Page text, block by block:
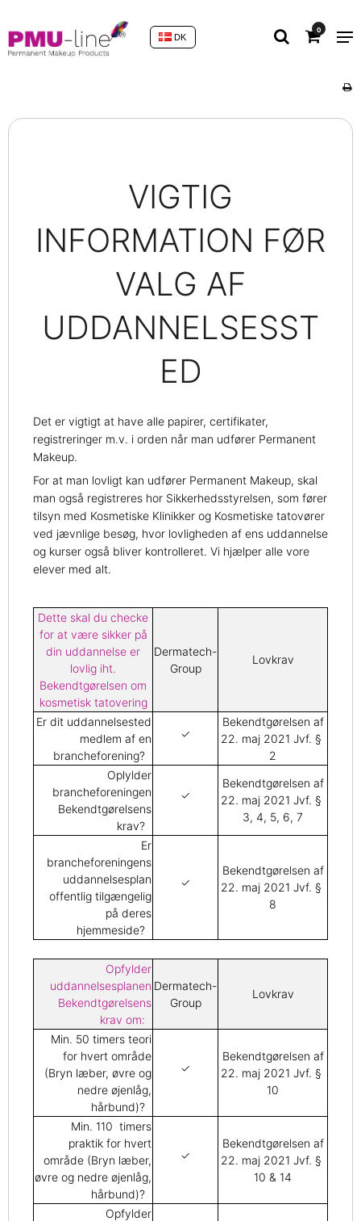
0
DK
VIGTIG
INFORMATION FØR
VALG AF
UDDANNELSESST
ED
Det er vigtigt at have alle papirer, certifikater,
registreringer m.v. i orden når man udfører Permanent
Makeup.
For at man lovligt kan udfører Permanent Makeup, skal
man også registreres hor Sikkerhedsstyrelsen, som fører
tilsyn med Kosmetiske Klinikker og Kosmetiske tatovører
ved jævnlige besøg, hvor lovligheden af ens uddannelse
og kurser også bliver kontrolleret. Vi hjælper alle vore
elever med alt.
Dette skal du checke
for at være sikker på
din uddannelse er
lovlig iht.
Bekendtgørelsen om
kosmetisk tatovering
Dermatech-
Group
Lovkrav
Er dit uddannelsested
medlem af en
brancheforening?
✓
Bekendtgørelsen af
22. maj 2021 Jvf. §
2
Oplylder
brancheforeningen
Bekendtgørelsens
krav?
✓
Bekendtgørelsen af
22. maj 2021 Jvf. §
3, 4, 5, 6, 7
Er
brancheforeningens
uddannelsesplan
offentlig tilgængelig
på deres
hjemmeside?
✓
Bekendtgørelsen af
22. maj 2021 Jvf. §
8
Opfylder
uddannelsesplanen
Bekendtgørelsens
krav om:
Dermatech-
Group
Lovkrav
Min. 50 timers teori
for hvert område
(Bryn læber, øvre og
nedre øjenlåg,
hårbund)?
✓
Bekendtgørelsen af
22. maj 2021 Jvf. §
10
Min. 110 timers
praktik for hvert
område (Bryn læber,
øvre og nedre øjenlåg,
hårbund)?
✓
Bekendtgørelsen af
22. maj 2021 Jvf. §
10 & 14
Opfylder